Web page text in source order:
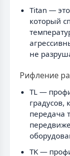
Titan —
который
не
Рифление
TL —
градусов,
передача
TK —